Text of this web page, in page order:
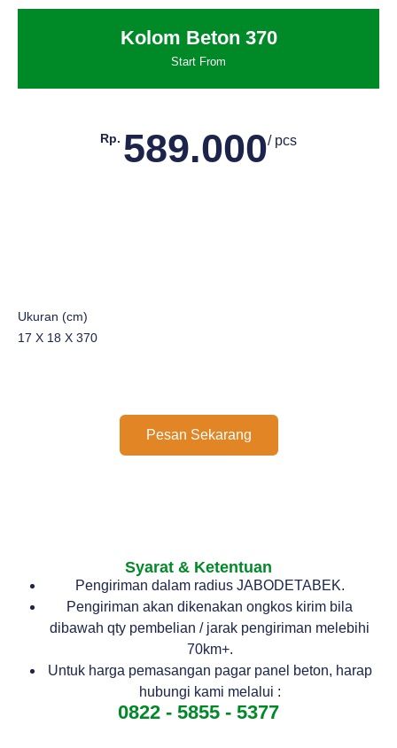
Kolom Beton 370
Start From
Rp. 589.000/ pcs
Ukuran (cm)
17 X 18 X 370
Pesan Sekarang
Syarat & Ketentuan
Pengiriman dalam radius JABODETABEK.
Pengiriman akan dikenakan ongkos kirim bila
dibawah qty pembelian / jarak pengiriman melebihi
70km+.
Untuk harga pemasangan pagar panel beton, harap
hubungi kami melalui :
0822 - 5855 - 5377